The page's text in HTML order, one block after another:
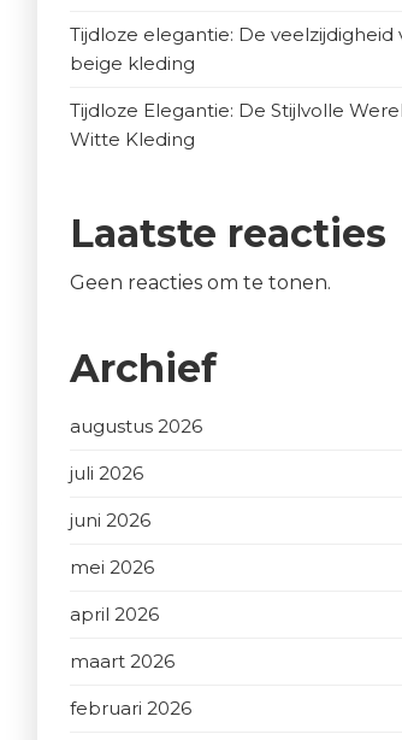
Tijdloze elegantie: De veelzijdigheid
beige kleding
Tijdloze Elegantie: De Stijlvolle
Witte Kleding
Laatste reacties
Geen reacties om te tonen.
Archief
augustus 2026
juli 2026
juni 2026
mei 2026
april 2026
maart 2026
februari 2026